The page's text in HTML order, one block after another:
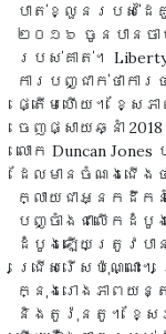
បាត់ខ្លួនរបស់ដៃ
២០១៦ ចូនបានច
របស់គាត់។
ការបញ្ជាក់ថាកា
ផ្តើមហើយ។ ខ្សែ
ចេញផ្សាយឆ្នាំ
លោក Duncan
ដែលមានចំណងជើង
ក្លាយជាអ្នកដឹកន
បញ្ចាំងជាលើកដំ
ដំបូងឡើយត្រូវបាន
ជ្រើសរើសប៉ុណ្ណោះ
ក្នុងរោងភាពយន្
និងតូរ៉ុនតូ។ ខ្សែភ